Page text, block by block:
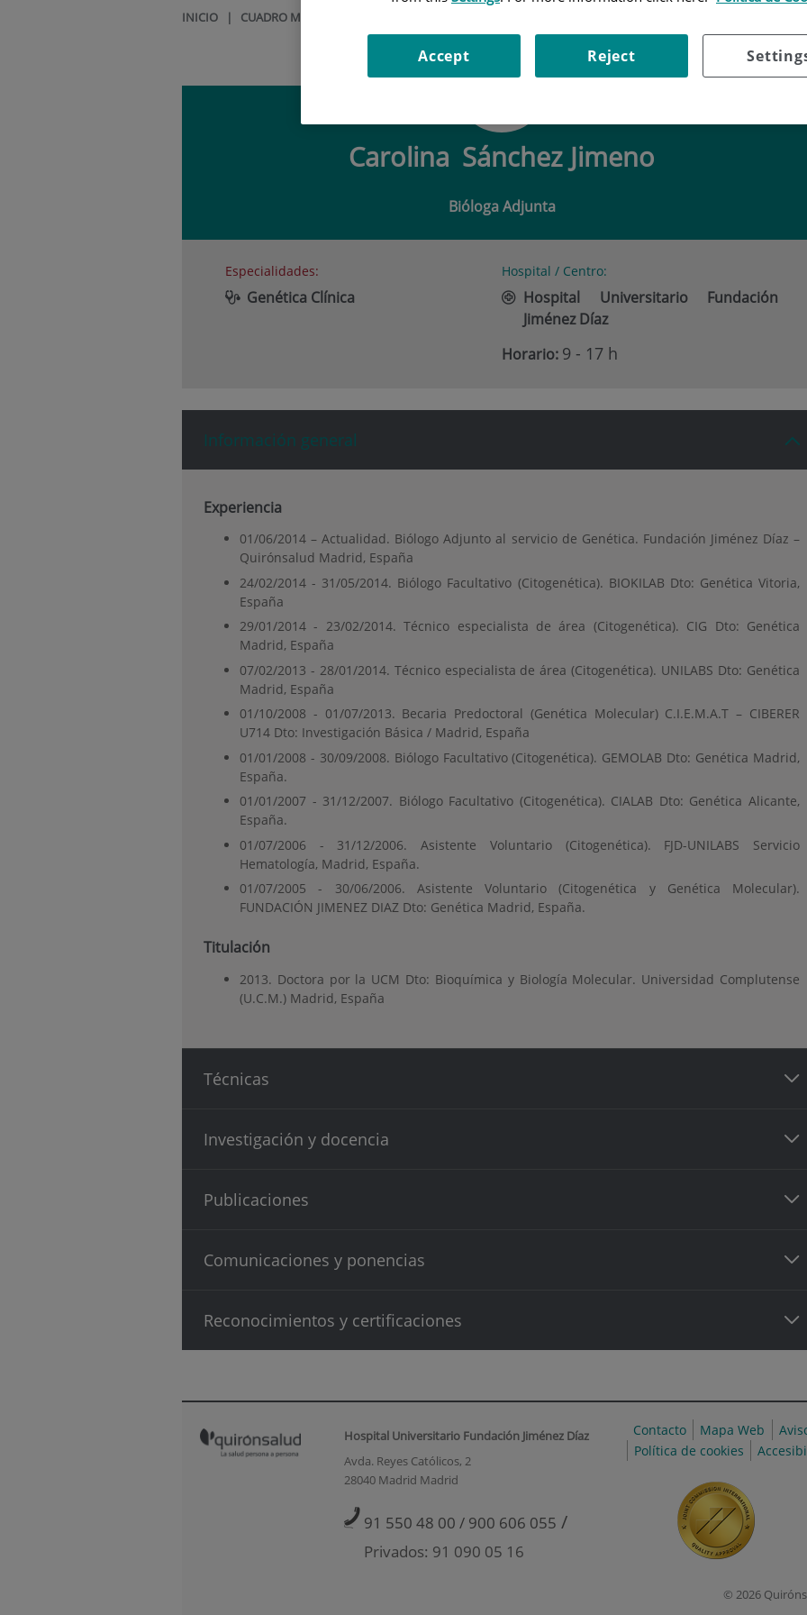
INICIO | CUADRO MÉDICO
Carolina Sánchez Jimeno
Bióloga Adjunta
Especialidades:
Genética Clínica
Hospital / Centro:
Hospital Universitario Fundación
Jiménez Díaz
Horario: 9 - 17 h
Información general
Experiencia
01/06/2014 – Actualidad. Biólogo Adjunto al servicio de Genética. Fundación Jiménez Díaz –
Quirónsalud Madrid, España
24/02/2014 - 31/05/2014. Biólogo Facultativo (Citogenética). BIOKILAB Dto: Genética Vitoria,
España
29/01/2014 - 23/02/2014. Técnico especialista de área (Citogenética). CIG Dto: Genética
Madrid, España
07/02/2013 - 28/01/2014. Técnico especialista de área (Citogenética). UNILABS Dto: Genética
Madrid, España
01/10/2008 - 01/07/2013. Becaria Predoctoral (Genética Molecular) C.I.E.M.A.T – CIBERER
U714 Dto: Investigación Básica / Madrid, España
01/01/2008 - 30/09/2008. Biólogo Facultativo (Citogenética). GEMOLAB Dto: Genética Madrid,
España.
01/01/2007 - 31/12/2007. Biólogo Facultativo (Citogenética). CIALAB Dto: Genética Alicante,
España.
01/07/2006 - 31/12/2006. Asistente Voluntario (Citogenética). FJD-UNILABS Servicio
Hematología, Madrid, España.
01/07/2005 - 30/06/2006. Asistente Voluntario (Citogenética y Genética Molecular).
FUNDACIÓN JIMENEZ DIAZ Dto: Genética Madrid, España.
Titulación
2013. Doctora por la UCM Dto: Bioquímica y Biología Molecular. Universidad Complutense
(U.C.M.) Madrid, España
Técnicas
Investigación y docencia
Publicaciones
Comunicaciones y ponencias
Reconocimientos y certificaciones
Hospital Universitario Fundación Jiménez Díaz
Avda. Reyes Católicos, 2
28040 Madrid Madrid
91 550 48 00 / 900 606 055 /
Privados: 91 090 05 16
Contacto Mapa Web
Política de cookies
© 2026
Reject
Accept